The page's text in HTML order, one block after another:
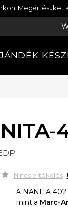
Megértésüket
Nincs értékelés
A NANITA-
mint a Marc-